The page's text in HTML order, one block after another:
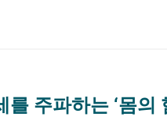
를 주파하는 ‘몸의